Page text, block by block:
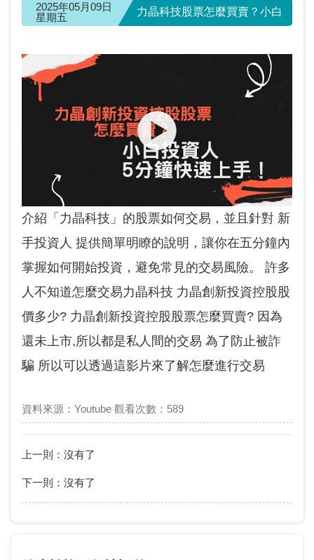
2025年05月09日
星期五
力晶科技股票怎麼買賣？小白
介紹「力晶科技」的股票如何交易，並且針對 新
手投資人 提供簡單明瞭的說明，讓你在五分鐘內
掌握如何開始投資，避免常見的交易風險。 許多
人不知道怎麼交易力晶科技 力晶創新投資控股股
價多少? 力晶創新投資控股股票怎麼買賣? 因為
還未上市,所以都是私人間的交易 為了防止被詐
騙 所以可以透過這影片來了解怎麼進行交易
資料來源：Youtube 觀看次數：589
上一則：沒有了
下一則：沒有了